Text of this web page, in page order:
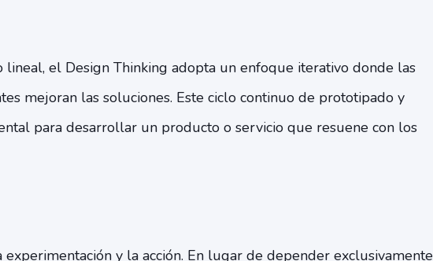
el Design Thinking adopta un enfoque iterativo donde las
mejoran las soluciones. Este ciclo continuo de prototipado y
para desarrollar un producto o servicio que resuene con los
y la acción. En lugar de depender exclusivamente